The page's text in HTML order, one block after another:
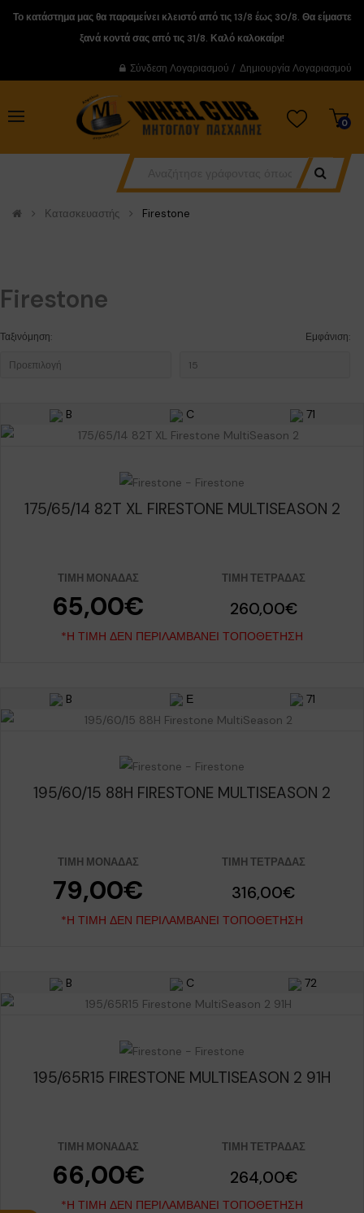
Το κατάστημα μας θα παραμείνει κλειστό από τις 13/8 έως 30/8. Θα είμαστε
ξανά κοντά σας από τις 31/8. Καλό καλοκαίρι!
Σύνδεση Λογαριασμού / Δημιουργία Λογαριασμού
0
Κατασκευαστής Firestone
Firestone
Ταξινόμηση: Εμφάνιση:
B C 71
175/65/14 82T XL FIRESTONE MULTISEASON 2
ΤΙΜΉ ΜΟΝΆΔΑΣ ΤΙΜΉ ΤΕΤΡΆΔΑΣ
65,00€ 260,00€
*Η ΤΙΜΉ ΔΕΝ ΠΕΡΙΛΑΜΒΆΝΕΙ ΤΟΠΟΘΈΤΗΣΗ
B Ε 71
195/60/15 88H FIRESTONE MULTISEASON 2
ΤΙΜΉ ΜΟΝΆΔΑΣ ΤΙΜΉ ΤΕΤΡΆΔΑΣ
79,00€ 316,00€
*Η ΤΙΜΉ ΔΕΝ ΠΕΡΙΛΑΜΒΆΝΕΙ ΤΟΠΟΘΈΤΗΣΗ
B C 72
195/65R15 FIRESTONE MULTISEASON 2 91H
ΤΙΜΉ ΜΟΝΆΔΑΣ ΤΙΜΉ ΤΕΤΡΆΔΑΣ
66,00€ 264,00€
*Η ΤΙΜΉ ΔΕΝ ΠΕΡΙΛΑΜΒΆΝΕΙ ΤΟΠΟΘΈΤΗΣΗ